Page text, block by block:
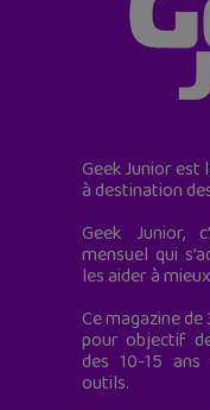
Geek Junior
à destination
Geek Junior,
mensuel qui
les aider à
Ce magazine
pour objectif
des 10-15
outils.